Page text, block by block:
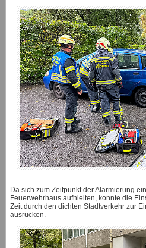
Da sich zum Zeitpunkt der Alarmierung
Feuerwehrhaus aufhielten, konnte die
Zeit durch den dichten Stadtverkehr zur
ausrücken.